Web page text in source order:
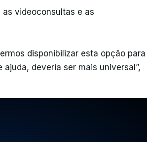
videoconsultas e as
disponibilizar esta opção para
deveria ser mais universal”,